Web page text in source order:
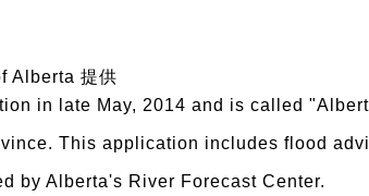
Alberta 提供
in late May, 2014 and is called
This application includes flood
by Alberta's River Forecast Center.